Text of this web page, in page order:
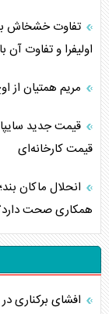
تفاوت خشخاش با
اولیفرا و تفاوت
مریم همتیان از
قیمت کارخانه‌ای
انحلال ماکان
همکاری صحت
افشای برکناری